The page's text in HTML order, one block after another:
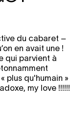
du cabaret –
en avait une !
qui parvient à
plus qu'humain »
my love !!!!!!